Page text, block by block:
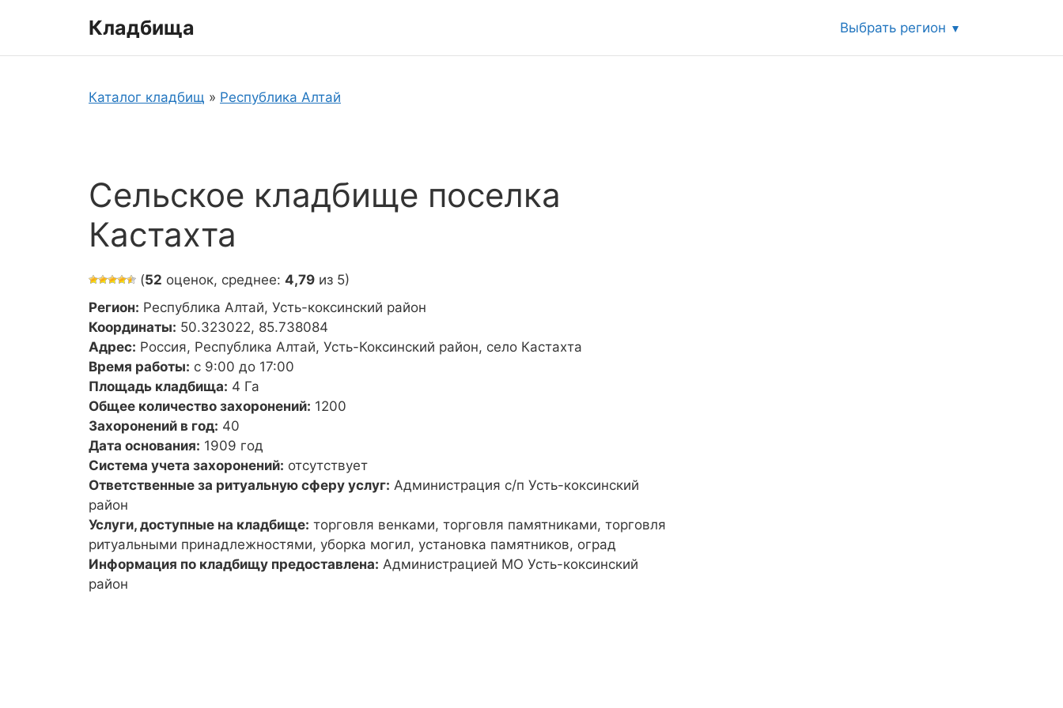
Кладбища Выбрать регион
Каталог кладбищ » Республика Алтай
Сельское кладбище поселка
Кастахта
(52 оценок, среднее: 4,79 из 5)
Регион: Республика Алтай, Усть-коксинский район
Координаты: 50.323022, 85.738084
Адрес: Россия, Республика Алтай, Усть-Коксинский район, село Кастахта
Время работы: с 9:00 до 17:00
Площадь кладбища: 4 Га
Общее количество захоронений: 1200
Захоронений в год: 40
Дата основания: 1909 год
Система учета захоронений: отсутствует
Ответственные за ритуальную сферу услуг: Администрация с/п Усть-коксинский
район
Услуги, доступные на кладбище: торговля венками, торговля памятниками, торговля
ритуальными принадлежностями, уборка могил, установка памятников, оград
Информация по кладбищу предоставлена: Администрацией МО Усть-коксинский
район